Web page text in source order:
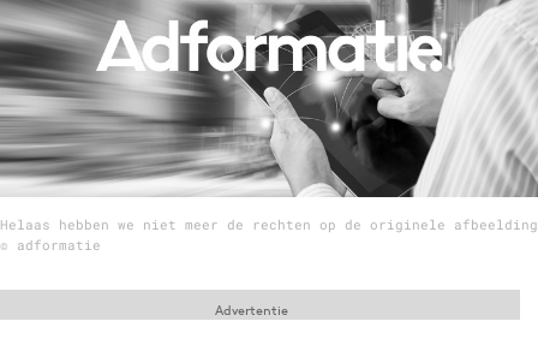
Menu
Home
9 sept: GenAI-training
12 nov: MarketingLive!
Adverteren
Helaas hebben we niet meer de rechten op de originele afbeelding
© adformatie
Advertentie